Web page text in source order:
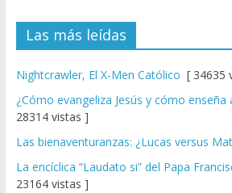
Las más leídas
Nightcrawler, El X-Men Católico [ 34635
¿Cómo evangeliza Jesús y cómo enseña
28314 vistas ]
Las bienaventuranzas: ¿Lucas versus
La encíclica “Laudato si” del Papa
23164 vistas ]